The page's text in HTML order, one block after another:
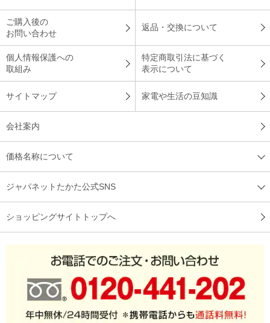
ご購入後の
お問い合わせ
返品・交換について
個人情報保護への
取組み
特定商取引法に基づく
表示について
サイトマップ 家電や生活の豆知識
会社案内
価格名称について
ジャパネットたかた公式SNS
ショッピングサイトトップへ